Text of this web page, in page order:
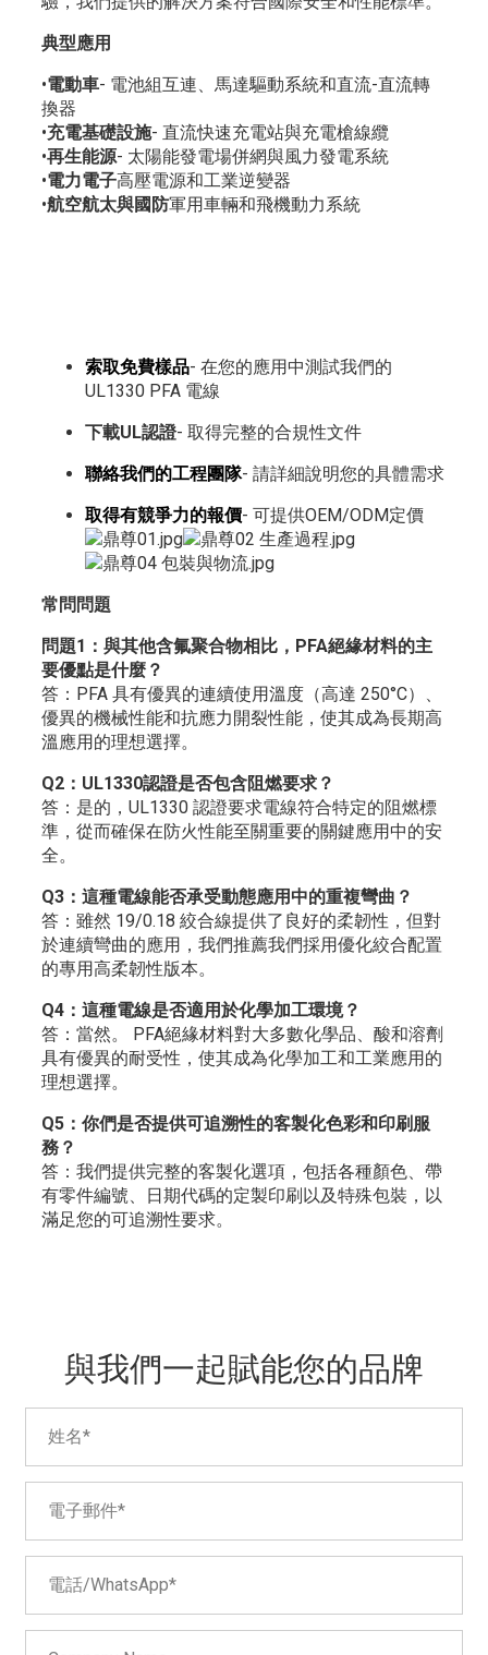
典型應用
•電動車- 電池組互連、馬達驅動系統和直流-直流轉
換器
•充電基礎設施- 直流快速充電站與充電槍線纜
•再生能源- 太陽能發電場併網與風力發電系統
•電力電子高壓電源和工業逆變器
•航空航太與國防軍用車輛和飛機動力系統
索取免費樣品- 在您的應用中測試我們的
UL1330 PFA 電線
下載UL認證- 取得完整的合規性文件
聯絡我們的工程團隊- 請詳細說明您的具體需求
取得有競爭力的報價- 可提供OEM/ODM定價
常問問題
問題1：與其他含氟聚合物相比，PFA絕緣材料的主
要優點是什麼？
答：PFA 具有優異的連續使用溫度（高達 250°C）、
優異的機械性能和抗應力開裂性能，使其成為長期高
溫應用的理想選擇。
Q2：UL1330認證是否包含阻燃要求？
答：是的，UL1330 認證要求電線符合特定的阻燃標
準，從而確保在防火性能至關重要的關鍵應用中的安
全。
Q3：這種電線能否承受動態應用中的重複彎曲？
答：雖然 19/0.18 絞合線提供了良好的柔韌性，但對
於連續彎曲的應用，我們推薦我們採用優化絞合配置
的專用高柔韌性版本。
Q4：這種電線是否適用於化學加工環境？
答：當然。 PFA絕緣材料對大多數化學品、酸和溶劑
具有優異的耐受性，使其成為化學加工和工業應用的
理想選擇。
Q5：你們是否提供可追溯性的客製化色彩和印刷服
務？
答：我們提供完整的客製化選項，包括各種顏色、帶
有零件編號、日期代碼的定製印刷以及特殊包裝，以
滿足您的可追溯性要求。
與我們一起賦能您的品牌